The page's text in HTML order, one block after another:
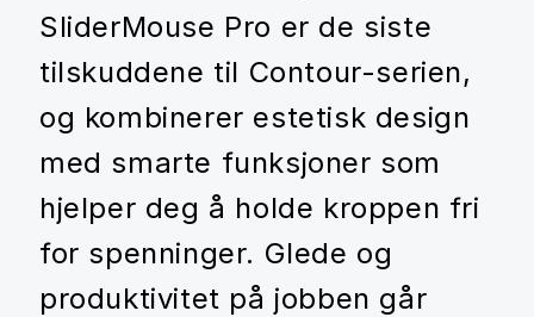
SliderMouse Pro er de siste
tilskuddene til Contour-serien,
og kombinerer estetisk design
med smarte funksjoner som
hjelper deg å holde kroppen fri
for spenninger. Glede og
produktivitet på jobben går